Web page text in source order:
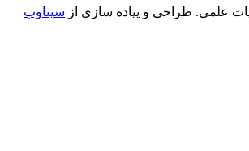
علمی. طراحی و پیاده سازی از سیناوب